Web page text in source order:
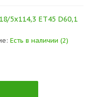
5x114,3 ET45 D60,1
Есть в наличии (2)